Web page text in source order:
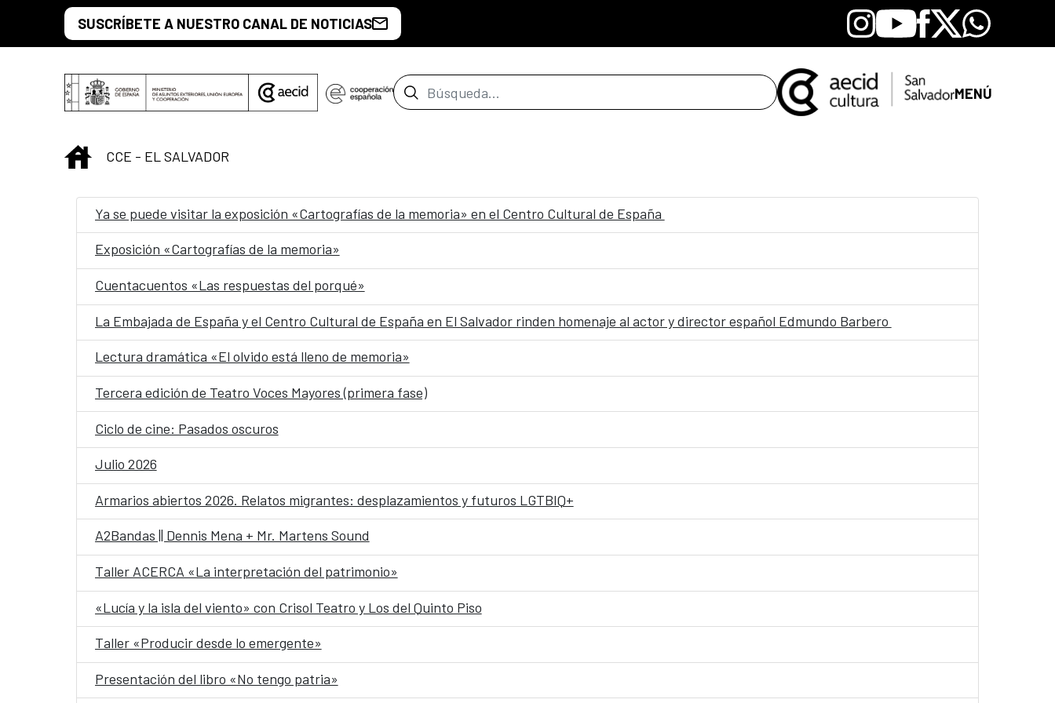
Saltar al contenido principal
SUSCRÍBETE A NUESTRO CANAL DE NOTICIAS Instagram
YoutubeFacebook
X Whatsapp
Barra de búsqueda MENÚ
INICIO
CCE - EL SALVADOR
Ya se puede visitar la exposición «Cartografías de la memoria» en el Centro Cultural de España
Exposición «Cartografías de la memoria»
Cuentacuentos «Las respuestas del porqué»
La Embajada de España y el Centro Cultural de España en El Salvador rinden homenaje al actor y director español Edmundo Barbero
Lectura dramática «El olvido está lleno de memoria»
Tercera edición de Teatro Voces Mayores (primera fase)
Ciclo de cine: Pasados oscuros
Julio 2026
Armarios abiertos 2026. Relatos migrantes: desplazamientos y futuros LGTBIQ+
A2Bandas || Dennis Mena + Mr. Martens Sound
Taller ACERCA «La interpretación del patrimonio»
«Lucía y la isla del viento» con Crisol Teatro y Los del Quinto Piso
Taller «Producir desde lo emergente»
Presentación del libro «No tengo patria»